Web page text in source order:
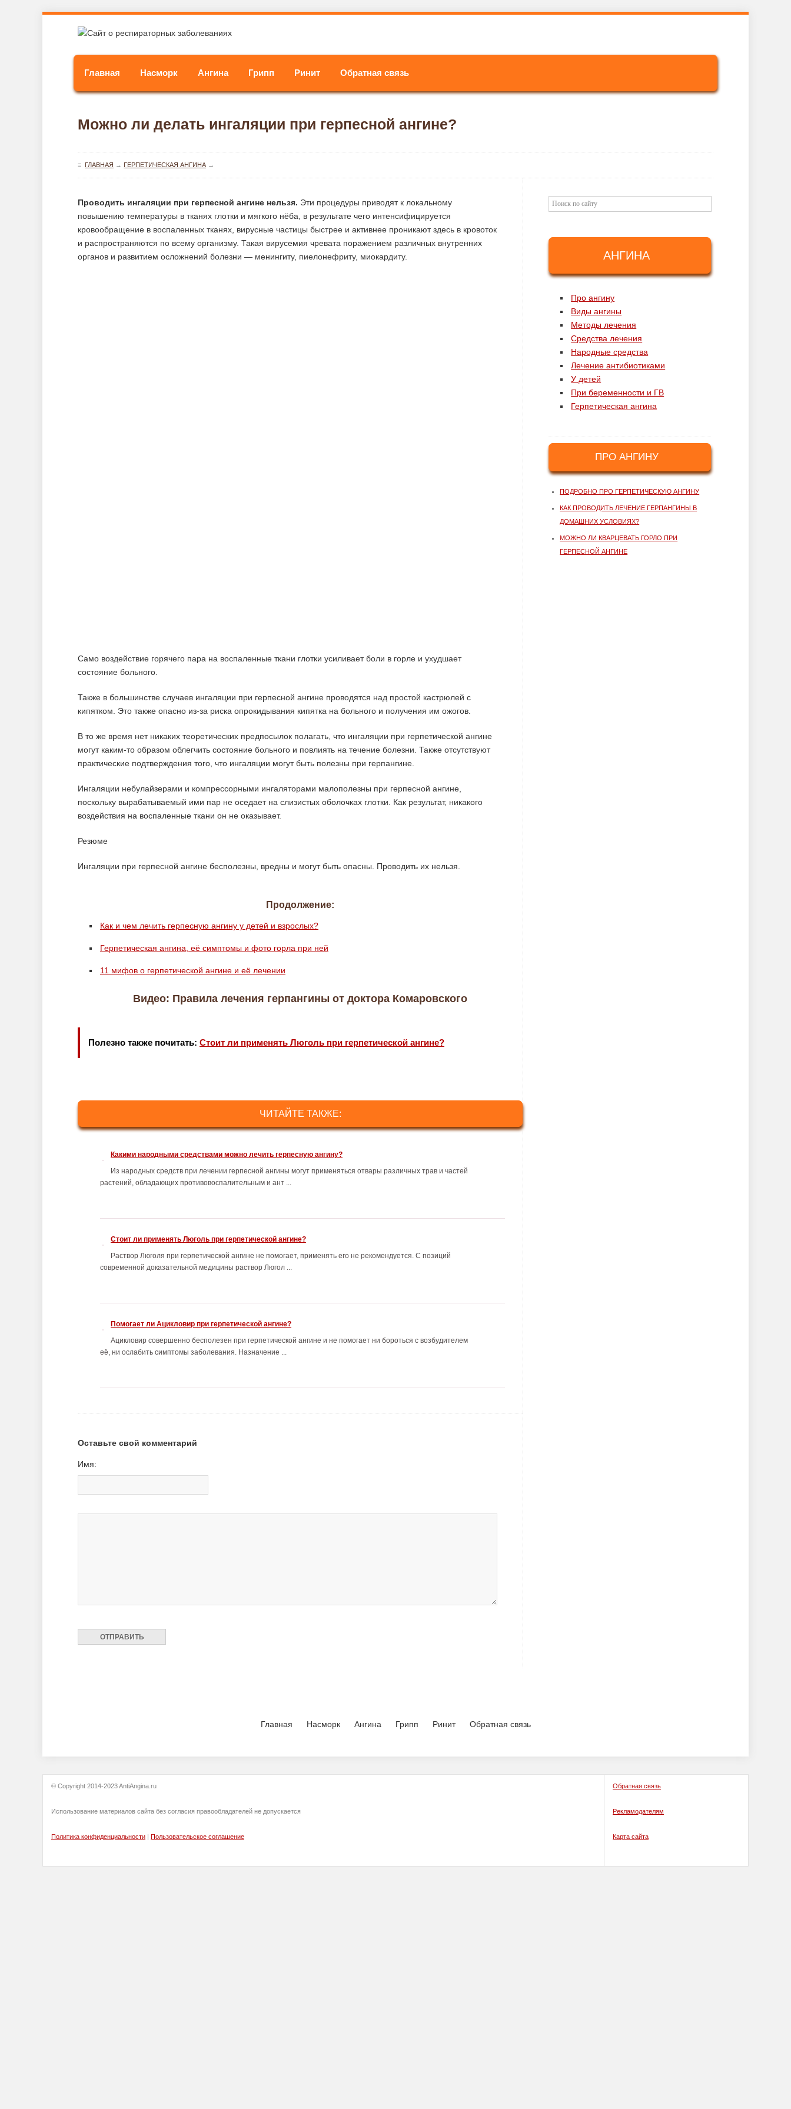
Главная Насморк Ангина Грипп Ринит Обратная связь
Можно ли делать ингаляции при герпесной ангине?
≡ ГЛАВНАЯ → ГЕРПЕТИЧЕСКАЯ АНГИНА →
Проводить ингаляции при герпесной ангине нельзя. Эти процедуры приводят к локальному
повышению температуры в тканях глотки и мягкого нёба, в результате чего интенсифицируется
кровообращение в воспаленных тканях, вирусные частицы быстрее и активнее проникают здесь в кровоток
и распространяются по всему организму. Такая вирусемия чревата поражением различных внутренних
органов и развитием осложнений болезни — менингиту, пиелонефриту, миокардиту.
Само воздействие горячего пара на воспаленные ткани глотки усиливает боли в горле и ухудшает
состояние больного.
Также в большинстве случаев ингаляции при герпесной ангине проводятся над простой кастрюлей с
кипятком. Это также опасно из-за риска опрокидывания кипятка на больного и получения им ожогов.
В то же время нет никаких теоретических предпосылок полагать, что ингаляции при герпетической ангине
могут каким-то образом облегчить состояние больного и повлиять на течение болезни. Также отсутствуют
практические подтверждения того, что ингаляции могут быть полезны при герпангине.
Ингаляции небулайзерами и компрессорными ингаляторами малополезны при герпесной ангине,
поскольку вырабатываемый ими пар не оседает на слизистых оболочках глотки. Как результат, никакого
воздействия на воспаленные ткани он не оказывает.
Резюме
Ингаляции при герпесной ангине бесполезны, вредны и могут быть опасны. Проводить их нельзя.
Продолжение:
Как и чем лечить герпесную ангину у детей и взрослых?
Герпетическая ангина, её симптомы и фото горла при ней
11 мифов о герпетической ангине и её лечении
Видео: Правила лечения герпангины от доктора Комаровского
Полезно также почитать: Стоит ли применять Люголь при герпетической ангине?
ЧИТАЙТЕ ТАКЖЕ:
Какими народными средствами можно лечить герпесную ангину?
Из народных средств при лечении герпесной ангины могут применяться отвары различных трав и частей
растений, обладающих противовоспалительным и ант ...
Стоит ли применять Люголь при герпетической ангине?
Раствор Люголя при герпетической ангине не помогает, применять его не рекомендуется. С позиций
современной доказательной медицины раствор Люгол ...
Помогает ли Ацикловир при герпетической ангине?
Ацикловир совершенно бесполезен при герпетической ангине и не помогает ни бороться с возбудителем
её, ни ослабить симптомы заболевания. Назначение ...
Оставьте свой комментарий
Имя:
АНГИНА
Про ангину
Виды ангины
Методы лечения
Средства лечения
Народные средства
Лечение антибиотиками
У детей
При беременности и ГВ
Герпетическая ангина
ПРО АНГИНУ
ПОДРОБНО ПРО ГЕРПЕТИЧЕСКУЮ АНГИНУ
КАК ПРОВОДИТЬ ЛЕЧЕНИЕ ГЕРПАНГИНЫ В
ДОМАШНИХ УСЛОВИЯХ?
МОЖНО ЛИ КВАРЦЕВАТЬ ГОРЛО ПРИ
ГЕРПЕСНОЙ АНГИНЕ
Главная Насморк Ангина Грипп Ринит Обратная связь
© Copyright 2014-2023 AntiAngina.ru
Использование материалов сайта без согласия правообладателей не допускается
Политика конфиденциальности | Пользовательское соглашение
Обратная связь
Рекламодателям
Карта сайта